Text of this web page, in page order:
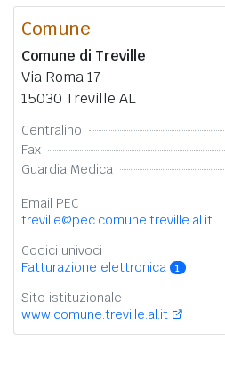
Comune
Comune di Treville
Via Roma 17
15030 Treville AL
Centralino
Fax
Guardia Medica
Email PEC
treville@pec.comune.treville.al.it
Codici univoci
Fatturazione elettronica
1
Sito istituzionale
www.comune.treville.al.it